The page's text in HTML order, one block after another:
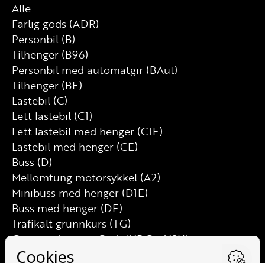
Alle
Farlig gods (ADR)
Personbil (B)
Tilhenger (B96)
Personbil med automatgir (BAut)
Tilhenger (BE)
Lastebil (C)
Lett lastebil (C1)
Lett lastebil med henger (C1E)
Lastebil med henger (CE)
Buss (D)
Mellomtung motorsykkel (A2)
Minibuss med henger (D1E)
Buss med henger (DE)
Trafikalt grunnkurs (TG)
Grunnutdanning Gods (YDG – YSK)
Grunnutdanning Person (YDP – YSK)